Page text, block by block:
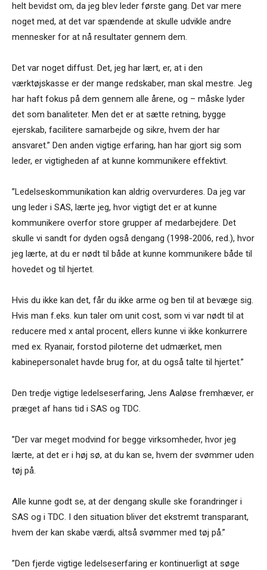
helt bevidst om, da jeg blev leder første gang. Det var mere
noget med, at det var spændende at skulle udvikle andre
mennesker for at nå resultater gennem dem.
Det var noget diffust. Det, jeg har lært, er, at i den
værktøjskasse er der mange redskaber, man skal mestre. Jeg
har haft fokus på dem gennem alle årene, og – måske lyder
det som banaliteter. Men det er at sætte retning, bygge
ejerskab, facilitere samarbejde og sikre, hvem der har
ansvaret.” Den anden vigtige erfaring, han har gjort sig som
leder, er vigtigheden af at kunne kommunikere effektivt.
”Ledelseskommunikation kan aldrig overvurderes. Da jeg var
ung leder i SAS, lærte jeg, hvor vigtigt det er at kunne
kommunikere overfor store grupper af medarbejdere. Det
skulle vi sandt for dyden også dengang (1998-2006, red.), hvor
jeg lærte, at du er nødt til både at kunne kommunikere både til
hovedet og til hjertet.
Hvis du ikke kan det, får du ikke arme og ben til at bevæge sig.
Hvis man f.eks. kun taler om unit cost, som vi var nødt til at
reducere med x antal procent, ellers kunne vi ikke konkurrere
med ex. Ryanair, forstod piloterne det udmærket, men
kabinepersonalet havde brug for, at du også talte til hjertet.”
Den tredje vigtige ledelseserfaring, Jens Aaløse fremhæver, er
præget af hans tid i SAS og TDC.
”Der var meget modvind for begge virksomheder, hvor jeg
lærte, at det er i høj sø, at du kan se, hvem der svømmer uden
tøj på.
Alle kunne godt se, at der dengang skulle ske forandringer i
SAS og i TDC. I den situation bliver det ekstremt transparant,
hvem der kan skabe værdi, altså svømmer med tøj på.”
”Den fjerde vigtige ledelseserfaring er kontinuerligt at søge